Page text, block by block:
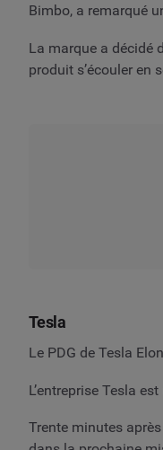
Bimbo, a remarqué
La marque a décidé
produit s’écouler en
Tesla
Le PDG de Tesla
L’entreprise Tesla
Trente minutes